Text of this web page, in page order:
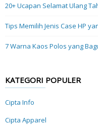
20+ Ucapan Selamat Ulang
Tips Memilih Jenis Case HP
7 Warna Kaos Polos yang
KATEGORI POPULER
Cipta Info
Cipta Apparel